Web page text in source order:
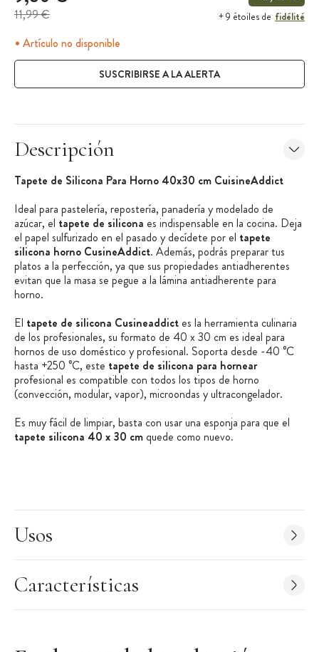
11,99 € + 9 étoiles de fidélité
Artículo no disponible
SUSCRIBIRSE A LA ALERTA
Descripción
Tapete de Silicona Para Horno 40x30 cm CuisineAddict
Ideal para pastelería, repostería, panadería y modelado de
azúcar, el tapete de silicona es indispensable en la cocina. Deja
el papel sulfurizado en el pasado y decídete por el tapete
silicona horno CusineAddict. Además, podrás preparar tus
platos a la perfección, ya que sus propiedades antiadherentes
evitan que la masa se pegue a la lámina antiadherente para
horno.
El tapete de silicona Cusineaddict es la herramienta culinaria
de los profesionales, su formato de 40 x 30 cm es ideal para
hornos de uso doméstico y profesional. Soporta desde -40 °C
hasta +250 °C, este tapete de silicona para hornear
profesional es compatible con todos los tipos de horno
(convección, modular, vapor), microondas y ultracongelador.
Es muy fácil de limpiar, basta con usar una esponja para que el
tapete silicona 40 x 30 cm quede como nuevo.
Evitar el contacto directo con una fuente de calor
No utilizar objetos afilados sobre el tapete de silicona para
Limpieza fácil con agua y jabón
No doblar
Usos
Características